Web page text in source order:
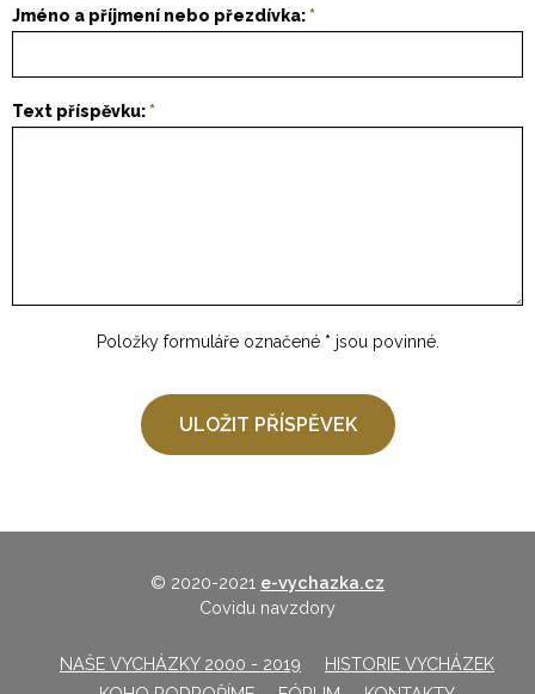
Jméno a příjmení nebo přezdívka:
Text příspěvku:
Položky formuláře označené * jsou povinné.
© 2020-2021 e-vychazka.cz
Covidu navzdory
NAŠE VYCHÁZKY 2000 - 2019
HISTORIE VYCHÁZEK